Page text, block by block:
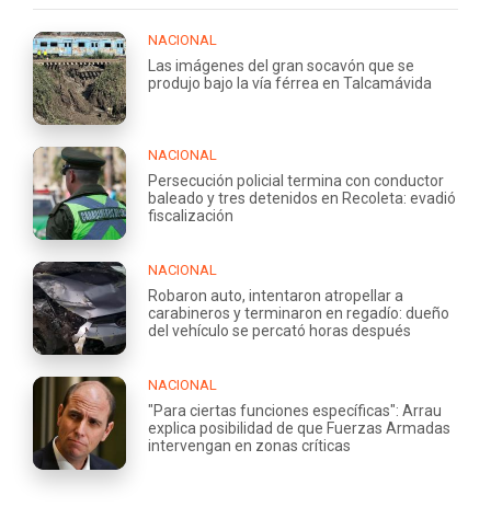
NACIONAL
Las imágenes del gran socavón que se
produjo bajo la vía férrea en Talcamávida
NACIONAL
Persecución policial termina con conductor
baleado y tres detenidos en Recoleta: evadió
fiscalización
NACIONAL
Robaron auto, intentaron atropellar a
carabineros y terminaron en regadío: dueño
del vehículo se percató horas después
NACIONAL
"Para ciertas funciones específicas": Arrau
explica posibilidad de que Fuerzas Armadas
intervengan en zonas críticas